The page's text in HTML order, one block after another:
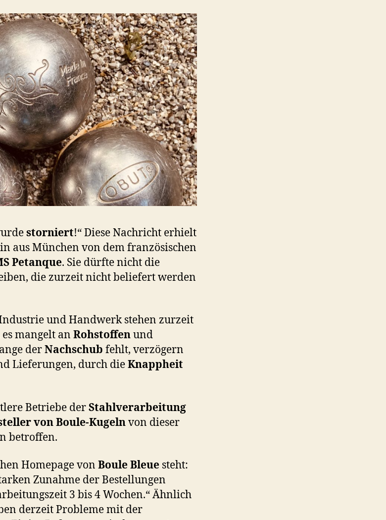
storniert!“ Diese Nachricht erhielt
aus München von dem französischen
Petanque. Sie dürfte nicht die
die zurzeit nicht beliefert werden
und Handwerk stehen zurzeit
mangelt an Rohstoffenund
derNachschub fehlt, verzögern
Lieferungen, durch dieKnappheit
Betriebe derStahlverarbeitung
von Boule-Kugelnvon dieser
betroffen.
Homepage von Boule Bleue steht:
Zunahme der Bestellungen
3 bis 4 Wochen.“ Ähnlich
derzeit Probleme mit der